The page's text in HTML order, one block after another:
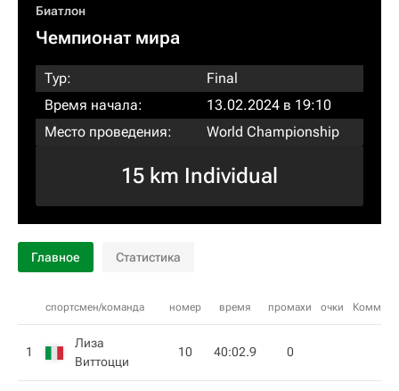
Биатлон
Чемпионат мира
Тур:
Final
Время начала:
13.02.2024 в 19:10
Место проведения:
World Championship
15 km Individual
Главное Статистика
спортсмен/команда номер время промахи очки
1
Лиза
Виттоцци
10 40:02.9 0